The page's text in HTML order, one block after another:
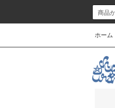
ホーム